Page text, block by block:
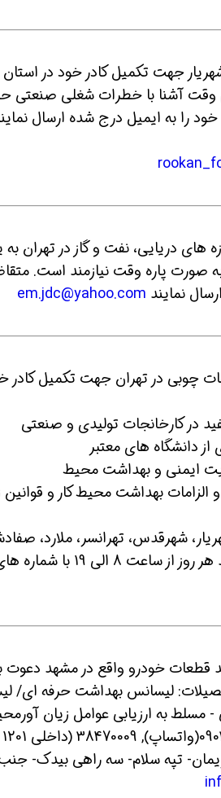
کار و به صورت پاره وقت نیازمند
نمایند em.jdc@yahoo.com
چوبی در تهران جهت تکمیل کادر
دانشگاه های معتبر
ایمنی و بهداشت محیط
و الزامات بهداشت محیط کار و
شهرقدس، تهرانسر، ملارد،
متقاضیان واجد شرایط
همین حالا بگیرش
افسر HSE هوشمند شو